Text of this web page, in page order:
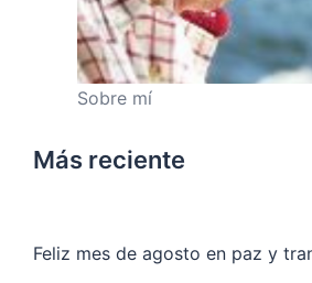
Sobre mí
Más reciente
Feliz mes de agosto en paz y